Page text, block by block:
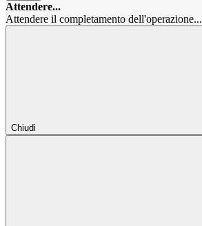
Attendere...
Attendere il completamento dell'operazione...
Chiudi